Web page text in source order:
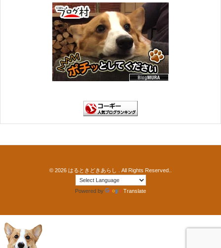
© 2026 はるときどきあらし . All Rights Reserved..
Powered by Translate